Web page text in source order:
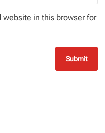
website in this browser for